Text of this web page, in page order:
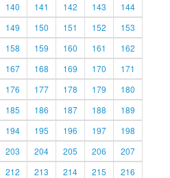
140 141 142 143
144
149 150 151 152
153
158 159 160 161
162
167 168 169 170
171
176 177 178 179
180
185 186 187 188
189
194 195 196 197
198
203 204 205 206
207
212 213 214 215
216